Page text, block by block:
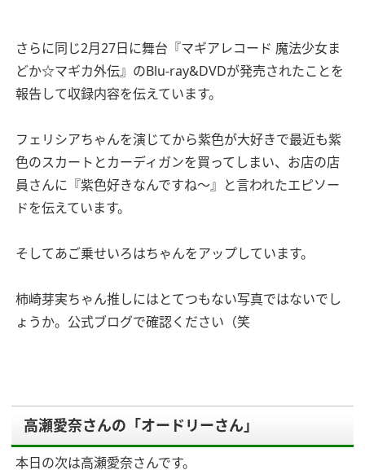
さらに同じ2月27日に舞台『マギアレコード 魔法少女ま
どか☆マギカ外伝』のBlu-ray&DVDが発売されたことを
報告して収録内容を伝えています。
フェリシアちゃんを演じてから紫色が大好きで最近も紫
色のスカートとカーディガンを買ってしまい、お店の店
員さんに『紫色好きなんですね～』と言われたエピソー
ドを伝えています。
そしてあご乗せいろはちゃんをアップしています。
柿崎芽実ちゃん推しにはとてつもない写真ではないでし
ょうか。公式ブログで確認ください（笑
高瀬愛奈さんの「オードリーさん」
本日の次は高瀬愛奈さんです。